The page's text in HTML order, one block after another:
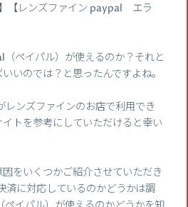
【レンズファイン paypal エラ
ペイパル）が使えるのか？それと
いのでは？と思ったんですよね。
ンズファインのお店で利用でき
トを参考にしていただけると幸い
をいくつかご紹介させていただき
に対応しているのかどうかは調